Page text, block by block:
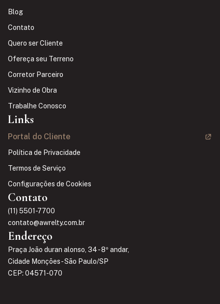
Blog
Contato
Quero ser Cliente
Ofereça seu Terreno
Corretor Parceiro
Vizinho de Obra
Trabalhe Conosco
Links
Portal do Cliente
Política de Privacidade
Termos de Serviço
Configurações de Cookies
Contato
(11) 5501-7700
contato@awrelty.com.br
Endereço
Praça João duran alonso, 34 - 8º andar,
Cidade Monções - São Paulo/SP
CEP: 04571-070